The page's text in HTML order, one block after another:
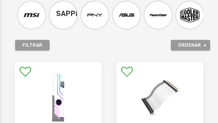
SAPPHIRE
ORDENAR
FILTRAR